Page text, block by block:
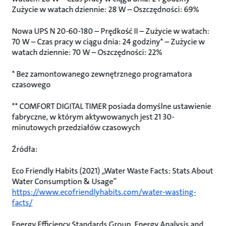
Zużycie w watach dziennie: 28 W – Oszczędności: 69%
Nowa UPS N 20-60-180 – Prędkość II – Zużycie w watach:
70 W – Czas pracy w ciągu dnia: 24 godziny* – Zużycie w
watach dziennie: 70 W – Oszczędności: 22%
* Bez zamontowanego zewnętrznego programatora
czasowego
** COMFORT DIGITAL TIMER posiada domyślne ustawienie
fabryczne, w którym aktywowanych jest 21 30-
minutowych przedziałów czasowych
Źródła:
Eco Friendly Habits (2021) „Water Waste Facts: Stats About
Water Consumption & Usage”
https://www.ecofriendlyhabits.com/water-wasting-
facts/